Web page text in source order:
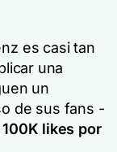
es casi tan
una
un
de sus fans -
likes por